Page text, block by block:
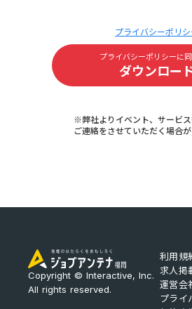
プライバシーポリシ
プライバシーポリシーに
ダウンロー
※弊社よりイベント、サービ
ご連絡をさせていただく場合が
Copyright © Interactive, Inc.
All rights reserved.
利用規
求人掲
運営会
プライ